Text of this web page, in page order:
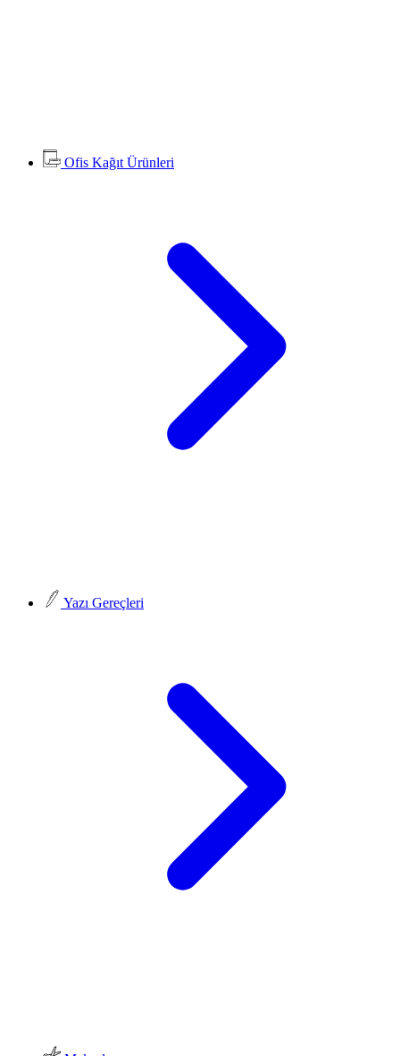
Ofis Kağıt Ürünleri
Yazı Gereçleri